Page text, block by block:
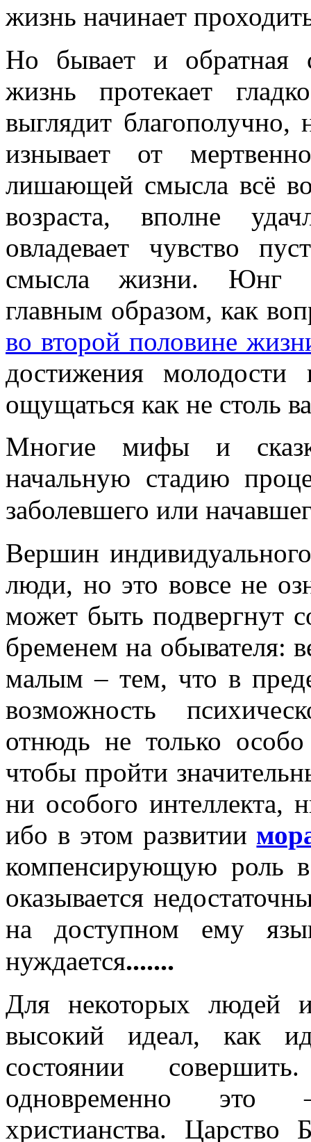
жизнь начинает
Но бывает и обратная
жизнь протекает
выглядит благополучно,
изнывает от
лишающей смысла всё
возраста, вполне
овладевает чувство
смысла жизни. Юнг
главным образом, как
во второй половине
достижения
ощущаться как не столь
Многие мифы и
начальную стадию
заболевшего или
Вершин
люди, но это вовсе не
может быть подвергнут
бременем на обывателя:
малым – тем, что в
возможность
отнюдь не только
чтобы пройти
ни особого интеллекта,
ибо в этом развитии
компенсирующую роль в
оказывается
на доступном ему
нуждается.......
Для некоторых людей
высокий идеал, как
состоянии
одновременно это
христианства. Царство